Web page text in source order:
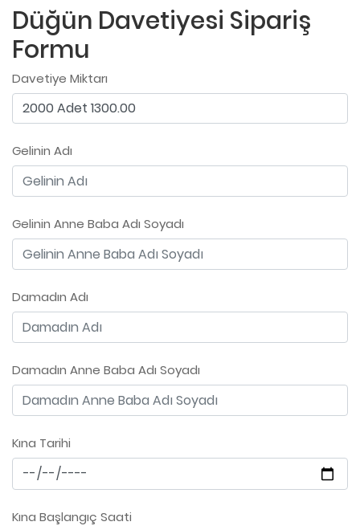
Düğün Davetiyesi Sipariş
Formu
Davetiye Miktarı
Gelinin Adı
Gelinin Anne Baba Adı Soyadı
Damadın Adı
Damadın Anne Baba Adı Soyadı
Kına Tarihi
Kına Başlangıç Saati